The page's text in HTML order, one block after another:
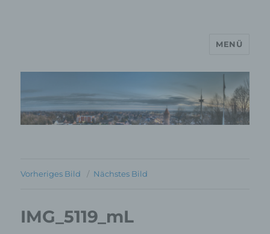
MP Mario Porten Beratung
Training Coaching
MENÜ
Vorheriges Bild Nächstes Bild
IMG_5119_mL